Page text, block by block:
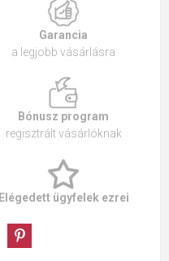
Garancia
a legjobb vásárlásra
Bónusz program
regisztrált vásárlóknak
Elégedett ügyfelek ezrei